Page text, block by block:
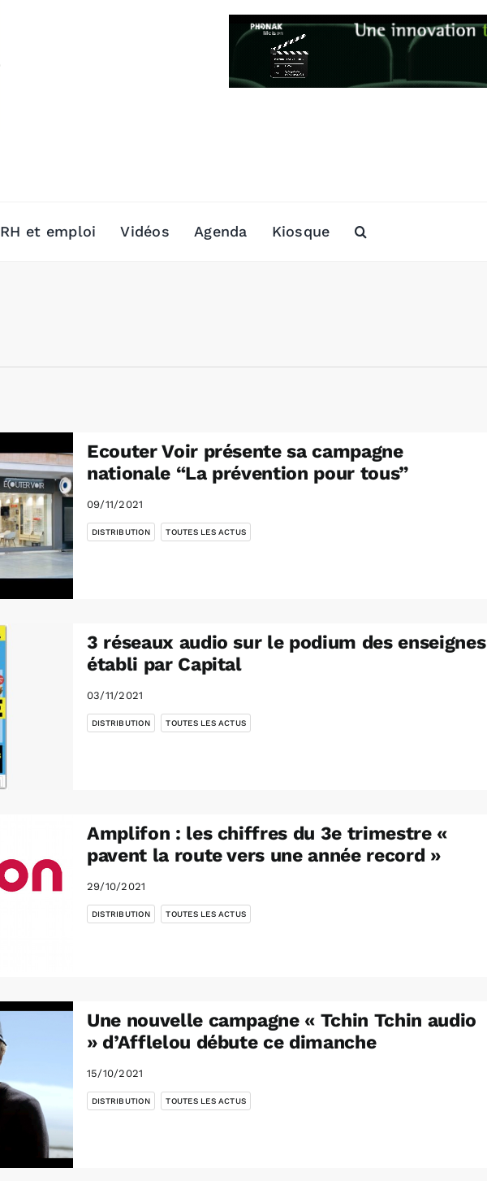
RH et emploi Vidéos Agenda Kiosque
Ecouter Voir présente sa campagne
nationale “La prévention pour tous”
09/11/2021
DISTRIBUTION TOUTES LES ACTUS
3 réseaux audio sur le podium des enseignes
établi par Capital
03/11/2021
DISTRIBUTION TOUTES LES ACTUS
Amplifon : les chiffres du 3e trimestre «
pavent la route vers une année record »
29/10/2021
DISTRIBUTION TOUTES LES ACTUS
Une nouvelle campagne « Tchin Tchin audio
» d’Afflelou débute ce dimanche
15/10/2021
DISTRIBUTION TOUTES LES ACTUS